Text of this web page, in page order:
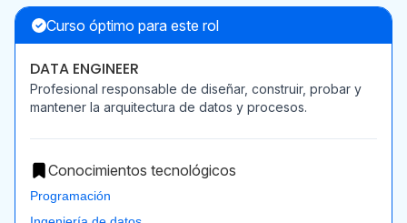
Curso óptimo para este rol
DATA ENGINEER
Profesional responsable de diseñar, construir, probar y
mantener la arquitectura de datos y procesos.
Conocimientos tecnológicos
Programación